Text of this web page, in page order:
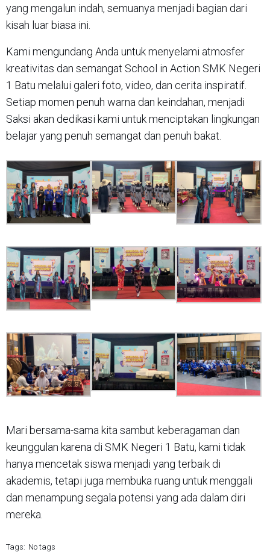
yang mengalun indah, semuanya menjadi bagian dari
kisah luar biasa ini.
Kami mengundang Anda untuk menyelami atmosfer
kreativitas dan semangat School in Action SMK Negeri
1 Batu melalui galeri foto, video, dan cerita inspiratif.
Setiap momen penuh warna dan keindahan, menjadi
Saksi akan dedikasi kami untuk menciptakan lingkungan
belajar yang penuh semangat dan penuh bakat.
Mari bersama-sama kita sambut keberagaman dan
keunggulan karena di SMK Negeri 1 Batu, kami tidak
hanya mencetak siswa menjadi yang terbaik di
akademis, tetapi juga membuka ruang untuk menggali
dan menampung segala potensi yang ada dalam diri
mereka.
Tags: No tags